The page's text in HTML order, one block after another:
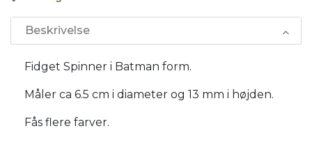
Beskrivelse
Fidget Spinner i Batman form.
Måler ca 6.5 cm i diameter og 13 mm i højden.
Fås flere farver.